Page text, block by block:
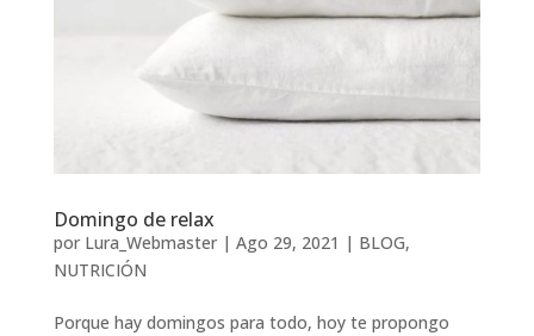
Domingo de relax
por Lura_Webmaster| Ago 29, 2021 | BLOG,
NUTRICIÓN
Porque hay domingos para todo, hoy te propongo